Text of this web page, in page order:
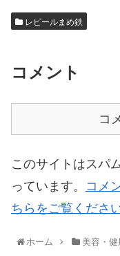
レピールまめ鉄
コメント
コ
このサイトはスパ
っています。 コメ
ちらをご覧くださ
ホーム 美容・